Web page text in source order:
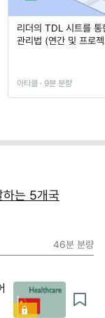
리더의 TDL 시트를
관리법 (연간 및 프로
아티클 · 9분 분량
는 5개국
46분 분량